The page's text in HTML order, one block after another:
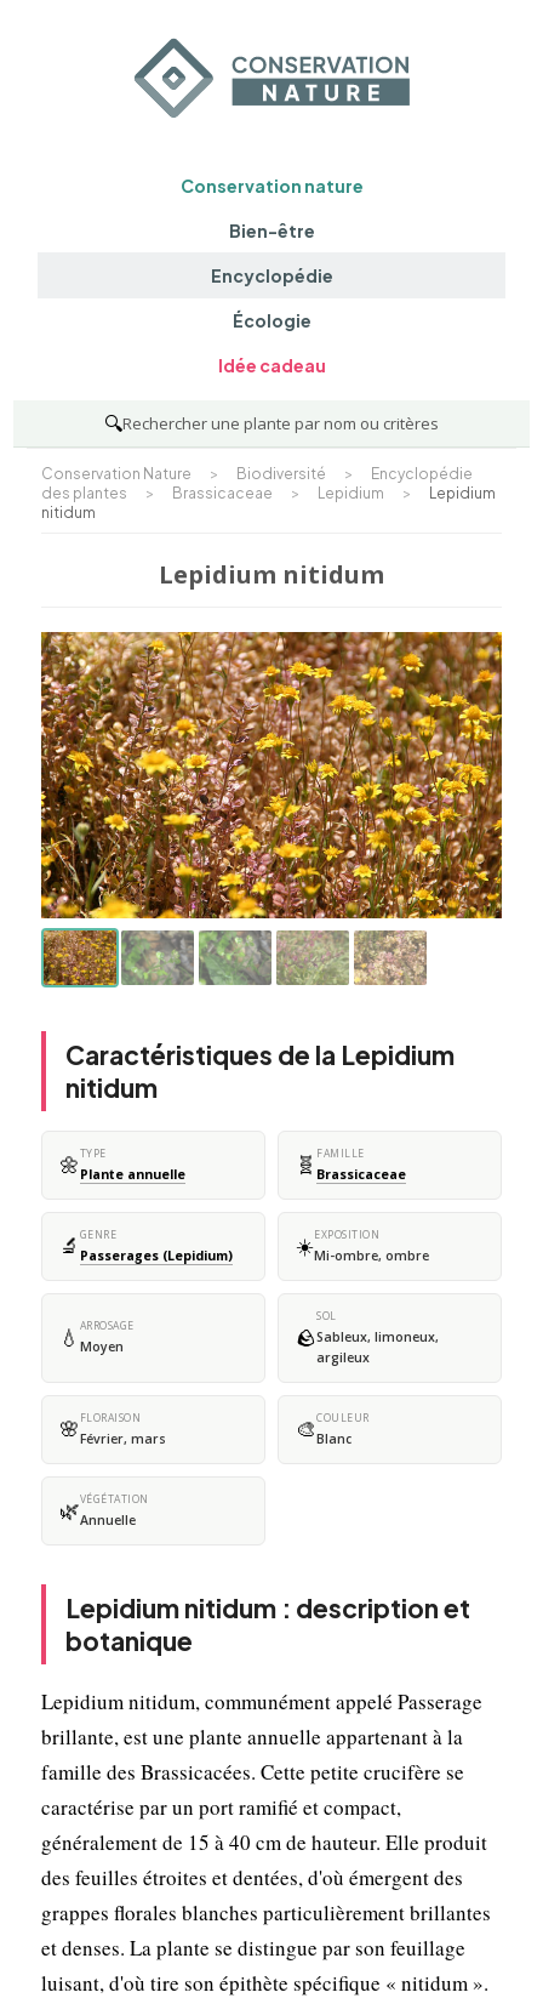
Conservation nature
Bien-être
Encyclopédie
Écologie
Idée cadeau
🔍Rechercher une plante par nom ou critères
Conservation Nature > Biodiversité >
Encyclopédie
des plantes
> Brassicaceae > Lepidium >
Lepidium
nitidum
Lepidium nitidum
Caractéristiques de la Lepidium
nitidum
🌼TYPE
Plante annuelle 🧬 FAMILLE
Brassicaceae
🔬 GENRE
Passerages (Lepidium) ☀️EXPOSITION
Mi-ombre, ombre
💧 ARROSAGE
Moyen 🪨
SOL
Sableux, limoneux,
argileux
🌸 FLORAISON
Février, mars 🎨COULEUR
Blanc
🌿VÉGÉTATION
Annuelle
Lepidium nitidum : description et
botanique
Lepidium nitidum, communément appelé Passerage
brillante, est une plante annuelle appartenant à la
famille des Brassicacées. Cette petite crucifère se
caractérise par un port ramifié et compact,
généralement de 15 à 40 cm de hauteur. Elle produit
des feuilles étroites et dentées, d'où émergent des
grappes florales blanches particulièrement brillantes
et denses. La plante se distingue par son feuillage
luisant, d'où tire son épithète spécifique « nitidum ».